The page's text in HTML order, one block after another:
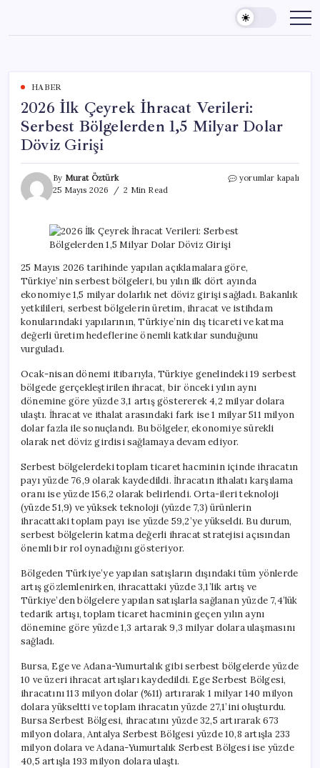
content
HABER
2026 İlk Çeyrek İhracat Verileri:
Serbest Bölgelerden 1,5 Milyar Dolar
Döviz Girişi
By Murat Öztürk
25 Mayıs 2026
2 Min Read
2026
Milyar
Dolar
Döviz
Girişi
için
yorumlar kapalı
25 Mayıs 2026 tarihinde yapılan açıklamalara göre,
Türkiye’nin serbest bölgeleri, bu yılın ilk dört ayında
ekonomiye 1,5 milyar dolarlık net döviz girişi sağladı. Bakanlık
yetkilileri, serbest bölgelerin üretim, ihracat ve istihdam
konularındaki yapılarının, Türkiye’nin dış ticareti ve katma
değerli üretim hedeflerine önemli katkılar sunduğunu
vurguladı.
Ocak-nisan dönemi itibarıyla, Türkiye genelindeki 19 serbest
bölgede gerçekleştirilen ihracat, bir önceki yılın aynı
dönemine göre yüzde 3,1 artış göstererek 4,2 milyar dolara
ulaştı. İhracat ve ithalat arasındaki fark ise 1 milyar 511 milyon
dolar fazla ile sonuçlandı. Bu bölgeler, ekonomiye sürekli
olarak net döviz girdisi sağlamaya devam ediyor.
Serbest bölgelerdeki toplam ticaret hacminin içinde ihracatın
payı yüzde 76,9 olarak kaydedildi. İhracatın ithalatı karşılama
oranı ise yüzde 156,2 olarak belirlendi. Orta-ileri teknoloji
(yüzde 51,9) ve yüksek teknoloji (yüzde 7,3) ürünlerin
ihracattaki toplam payı ise yüzde 59,2’ye yükseldi. Bu durum,
serbest bölgelerin katma değerli ihracat stratejisi açısından
önemli bir rol oynadığını gösteriyor.
Bölgeden Türkiye’ye yapılan satışların dışındaki tüm yönlerde
artış gözlemlenirken, ihracattaki yüzde 3,1’lik artış ve
Türkiye’den bölgelere yapılan satışlarla sağlanan yüzde 7,4’lük
tedarik artışı, toplam ticaret hacminin geçen yılın aynı
dönemine göre yüzde 1,3 artarak 9,3 milyar dolara ulaşmasını
sağladı.
Bursa, Ege ve Adana-Yumurtalık gibi serbest bölgelerde yüzde
10 ve üzeri ihracat artışları kaydedildi. Ege Serbest Bölgesi,
ihracatını 113 milyon dolar (%11) artırarak 1 milyar 140 milyon
dolara yükseltti ve toplam ihracatın yüzde 27,1’ini oluşturdu.
Bursa Serbest Bölgesi, ihracatını yüzde 32,5 artırarak 673
milyon dolara, Antalya Serbest Bölgesi yüzde 10,8 artışla 233
milyon dolara ve Adana-Yumurtalık Serbest Bölgesi ise yüzde
40,5 artışla 193 milyon dolara ulaştı.